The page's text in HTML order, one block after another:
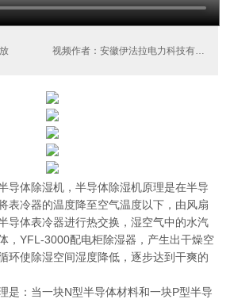
视频作者：安徽伊法拉电力科技有限公司
导体除湿机，半导体除湿机原理是在半导
表冷器的温度降至空气温度以下，由风扇
导体表冷器进行热交换，湿空气中的水汽
，YFL-3000配电柜除湿器，产生出干燥空
环使除湿空间湿度降低，逐步达到干爽的
是：当一块N型半导体材料和一块P型半导